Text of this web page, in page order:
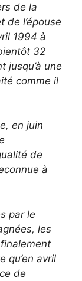
de la
de l’épouse
1994 à
32
jusqu’à une
comme il
en juin
de
à
par le
les
qu’en avril
de